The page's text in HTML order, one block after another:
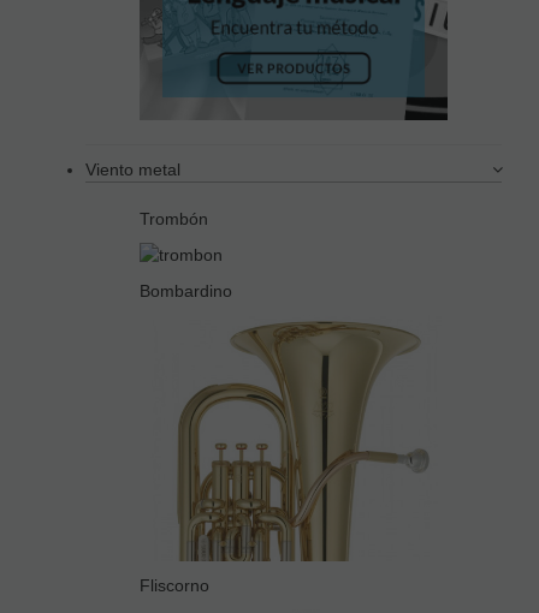
Viento metal
Trombón
Bombardino
Fliscorno